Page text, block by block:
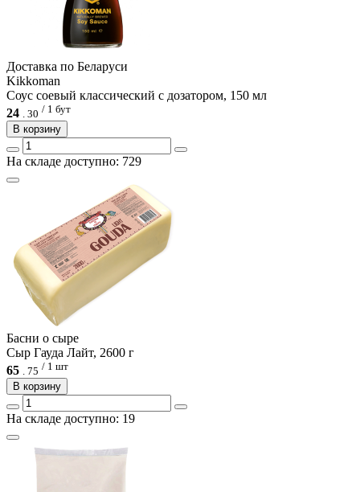
Доcтавка по Беларуси
Kikkoman
Соус соевый классический с дозатором, 150 мл
24 . 30 / 1 бут
В корзину
На складе доступно: 729
Басни о сыре
Сыр Гауда Лайт, 2600 г
65 . 75 / 1 шт
В корзину
На складе доступно: 19